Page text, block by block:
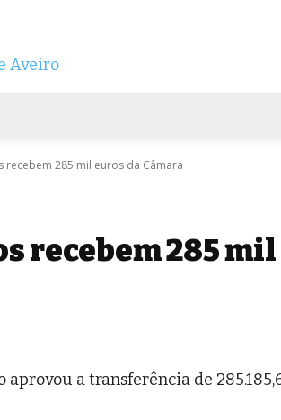
recebem 285 mil euros da Câmara
recebem 285
aprovou a transferência de